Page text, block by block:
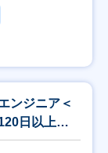
ンジニア＜
日以上／